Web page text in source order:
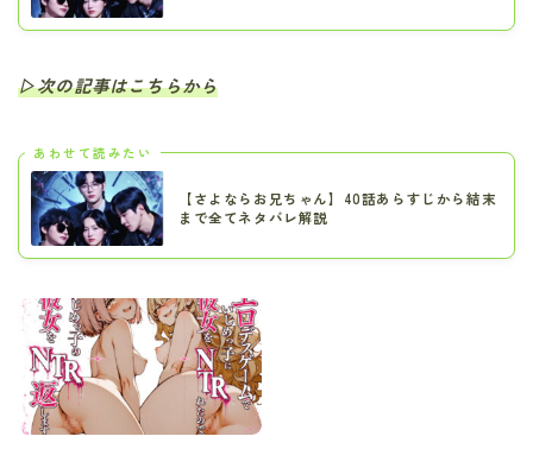
▷次の記事はこちらから
あわせて読みたい
【さよならお兄ちゃん】40話あらすじから結末
まで全てネタバレ解説